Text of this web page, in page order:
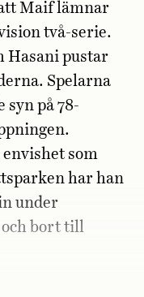
Maif lämnar
två-serie.
Hasani pustar
Spelarna
syn på 78-
envishet som
har han
under
bort till